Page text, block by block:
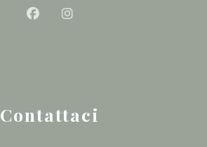
Facebook ((apre una
Instagram ((apre una
Contattaci